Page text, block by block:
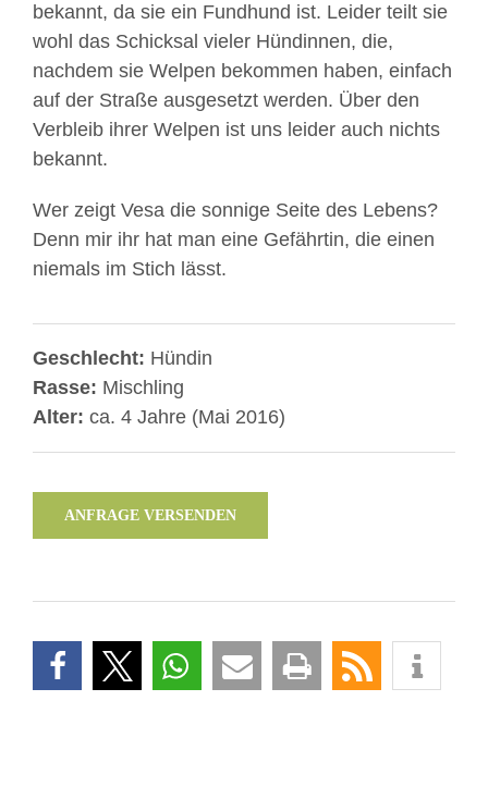
bekannt, da sie ein Fundhund ist. Leider teilt sie
wohl das Schicksal vieler Hündinnen, die,
nachdem sie Welpen bekommen haben, einfach
auf der Straße ausgesetzt werden. Über den
Verbleib ihrer Welpen ist uns leider auch nichts
bekannt.
Wer zeigt Vesa die sonnige Seite des Lebens?
Denn mir ihr hat man eine Gefährtin, die einen
niemals im Stich lässt.
Geschlecht: Hündin
Rasse: Mischling
Alter: ca. 4 Jahre (Mai 2016)
ANFRAGE VERSENDEN